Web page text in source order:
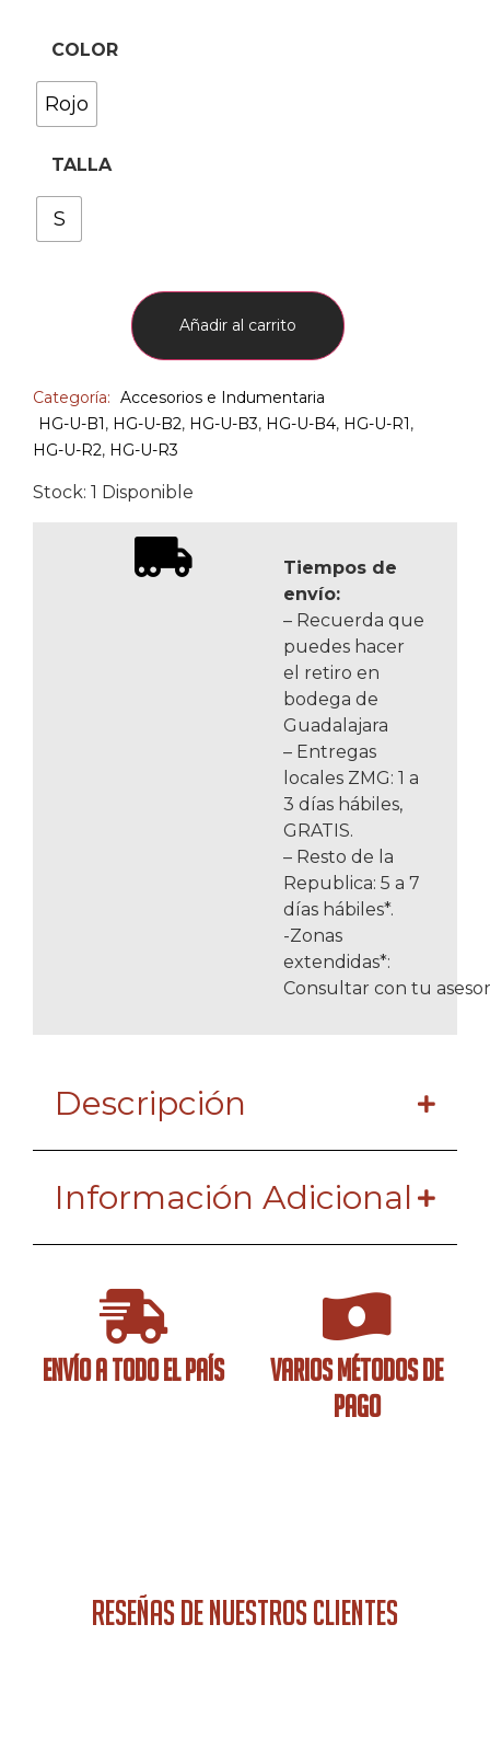
ENVÍO A TODO EL PAÍS
VARIOS MÉTODOS DE
PAGO
COLOR
Rojo
TALLA
S
Añadir al carrito
Categoría: Accesorios e Indumentaria
HG-U-B1 , HG-U-B2, HG-U-B3, HG-U-B4, HG-U-R1 ,
HG-U-R2, HG-U-R3
Stock: 1 Disponible
Tiempos de
envío:
– Recuerda que
puedes hacer
el retiro en
bodega de
Guadalajara
– Entregas
locales ZMG: 1 a
3 días hábiles,
GRATIS.
– Resto de la
Republica: 5 a 7
días hábiles*.
-Zonas
extendidas*:
Consultar con tu
Descripción
Información Adicional
RESEÑAS DE NUESTROS CLIENTES